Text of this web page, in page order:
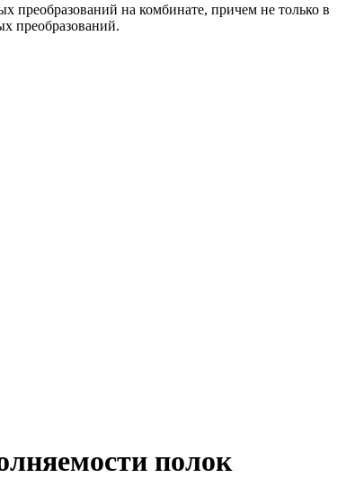
преобразований на комбинате, причем не только в
преобразований.
полок